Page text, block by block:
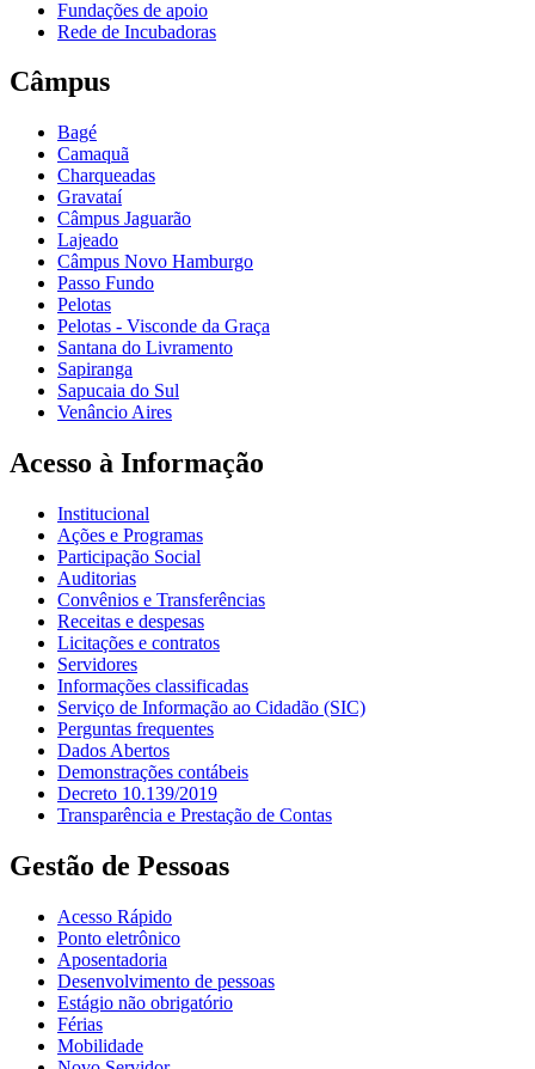
Fundações de apoio
Rede de Incubadoras
Câmpus
Bagé
Camaquã
Charqueadas
Gravataí
Câmpus Jaguarão
Lajeado
Câmpus Novo Hamburgo
Passo Fundo
Pelotas
Pelotas - Visconde da Graça
Santana do Livramento
Sapiranga
Sapucaia do Sul
Venâncio Aires
Acesso à Informação
Institucional
Ações e Programas
Participação Social
Auditorias
Convênios e Transferências
Receitas e despesas
Licitações e contratos
Servidores
Informações classificadas
Serviço de Informação ao Cidadão (SIC)
Perguntas frequentes
Dados Abertos
Demonstrações contábeis
Decreto 10.139/2019
Transparência e Prestação de Contas
Gestão de Pessoas
Acesso Rápido
Ponto eletrônico
Aposentadoria
Desenvolvimento de pessoas
Estágio não obrigatório
Férias
Mobilidade